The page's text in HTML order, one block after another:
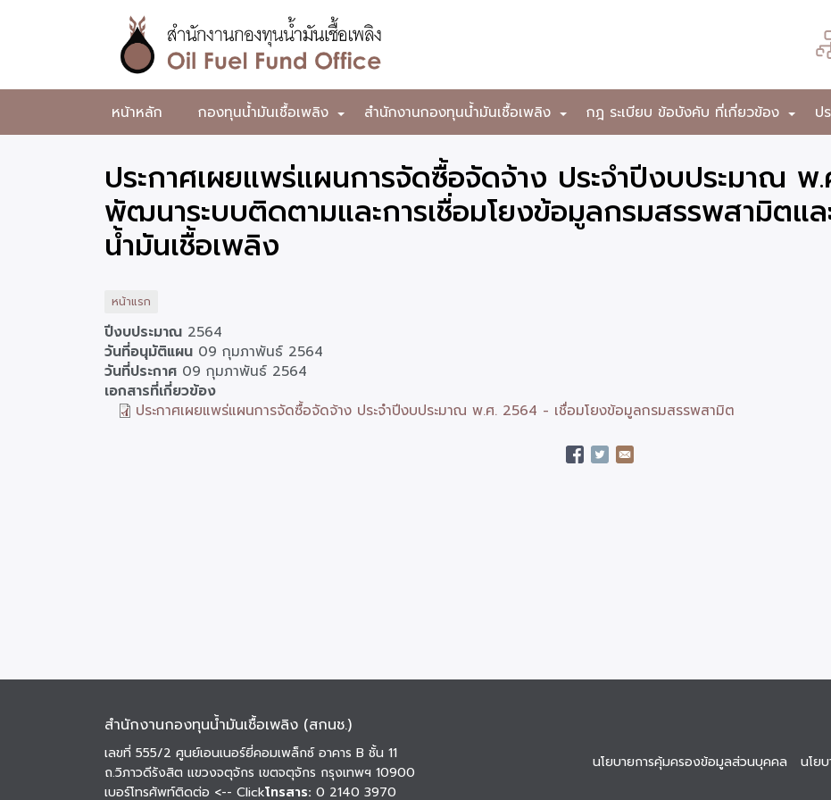
หลัก
สำนักงาน
กองทุน
น้ำมัน
เชื้อ
เพลิง
หน้าหลัก +
กองทุนน้ำมันเชื้อเพลิง +
สำนักงานกองทุนน้ำมันเชื้อเพลิง +
กฎ ระเบียบ ข้อบังคับ ที่เกี่ยวข้อง ป
ประกาศเผยแพร่แผนการจัดซื้อจัดจ้าง ประจำปีงบประมาณ พ
พัฒนาระบบติดตามและการเชื่อมโยงข้อมูลกรมสรรพสามิตแ
น้ำมันเชื้อเพลิง
หน้าแรก
ปีงบประมาณ 2564
วันที่อนุมัติแผน 09 กุมภาพันธ์ 2564
วันที่ประกาศ 09 กุมภาพันธ์ 2564
เอกสารที่เกี่ยวข้อง
ประกาศเผยแพร่แผนการจัดซื้อจัดจ้าง ประจำปีงบประมาณ พ.ศ. 2564 - เชื่อมโยงข้อมูลกรมสรรพสามิต
สำนักงานกองทุนน้ำมันเชื้อเพลิง (สกนช.)
เลขที่ 555/2 ศูนย์เอนเนอร์ยี่คอมเพล็กซ์ อาคาร B ชั้น 11
ถ.วิภาวดีรังสิต แขวงจตุจักร เขตจตุจักร กรุงเทพฯ 10900
เบอร์โทรศัพท์ติดต่อ <-- Clickโทรสาร: 0 2140 3970
นโยบายการคุ้มครองข้อมูลส่วนบุคคล นโย